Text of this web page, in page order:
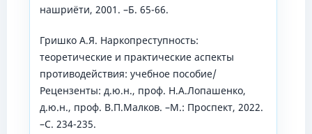
нашриёти, 2001. –Б. 65-66.
Гришко А.Я. Наркопреступность:
теоретические и практические аспекты
противодействия: учебное пособие/
Рецензенты: д.ю.н., проф. Н.А.Лопашенко,
д.ю.н., проф. В.П.Малков. –М.: Проспект, 2022.
–С. 234-235.